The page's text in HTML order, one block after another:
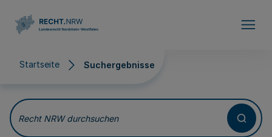
Startseite Suchergebnisse
Suchergebnisse
Recht NRW durchsuchen